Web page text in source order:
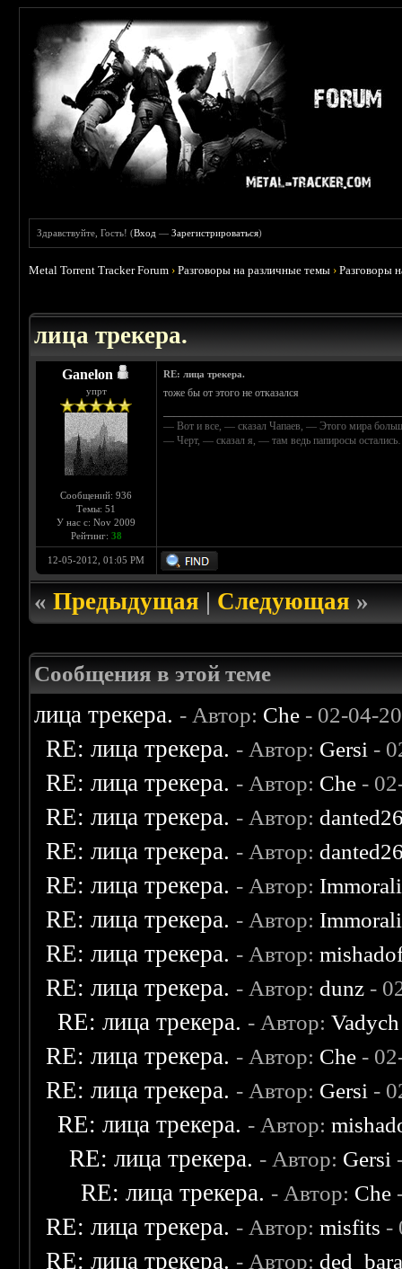
Здравствуйте, Гость! (Вход —Зарегистрироваться)
Metal Torrent Tracker Forum ›Разговоры на различные темы ›Разговоры
лица трекера.
Ganelon
упрт
Сообщений: 936
Темы: 51
У нас с: Nov 2009
Рейтинг: 38
RE: лица трекера.
тоже бы от этого не отказался
— Вот и все, — сказал Чапаев, — Этого мира
— Черт, — сказал я, — там ведь папиросы
12-05-2012, 01:05 PM
«Предыдущая|Следующая»
Сообщения в этой теме
лица трекера. - Автор: Che - 02-04-
RE: лица трекера. - Автор: Gersi -
RE: лица трекера. - Автор: Che -
RE: лица трекера. - Автор:
RE: лица трекера. - Автор:
RE: лица трекера. - Автор:
RE: лица трекера. - Автор:
RE: лица трекера. - Автор:
RE: лица трекера. - Автор: dunz -
RE: лица трекера. - Автор:Vadych
RE: лица трекера. - Автор: Che -
RE: лица трекера. - Автор: Gersi -
RE: лица трекера. - Автор:
RE: лица трекера. - Автор: Gersi
RE: лица трекера. - Автор: Che
RE: лица трекера. - Автор:misfits -
RE: лица трекера. - Автор: